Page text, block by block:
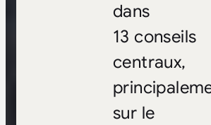
dans
13 conseils
centraux,
sur le